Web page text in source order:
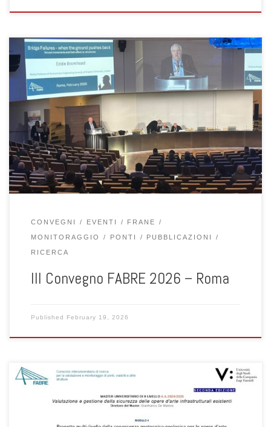
Si è concluso il III Convegno FABRE “Ponti, viadotti e gallerie
esistenti: ricerca, innovazione e applicazioni”, svoltosi dal 16 al 19
febbraio 2026 presso l’Auditorium della Tecnica di Roma. L’evento
ha rappresentato un momento di confronto di altissimo livello
scientifico e tecnico sui temi della gestione, valutazione e
monitoraggio delle […]
CONVEGNI EVENTI FRANE
MONITORAGGIO PONTI PUBBLICAZIONI
RICERCA
III Convegno FABRE 2026 – Roma
Published February 19, 2026
Il 13 febbraio 2026, dalle 14.30 alle 18.30, si è svolta presso il
Dipartimento ICEA dell’Università degli Studi di Padova la lezione